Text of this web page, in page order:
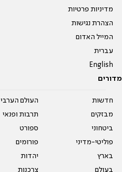
מדיניות פרטיות
הצהרת נגישות
המייל האדום
עברית
English
מדורים
חדשות
מבזקים
ביטחוני
פוליטי-מדיני
בארץ
בעולם
העולם הערבי
תרבות ופנאי
ספורט
פורומים
יהדות
צרכנות